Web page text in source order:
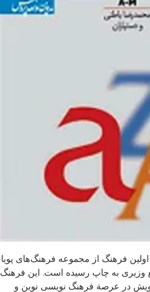
فرهنگ از مجموعه فرهنگ‌های پویا
به چاپ رسیده است. این فرهنگ
در عرصة فرهنگ ‏نویسى نوین و